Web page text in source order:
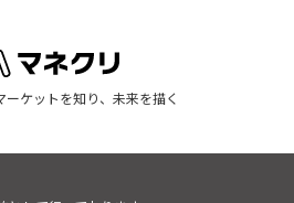
ーケットを知り、未来を描く